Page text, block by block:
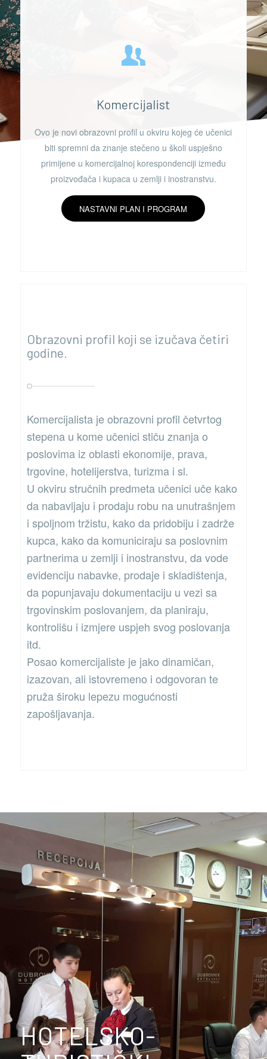
Komercijalist
Ovo je novi obrazovni profil u okviru kojeg će učenici
biti spremni da znanje stečeno u školi uspješno
primijene u komercijalnoj korespondenciji između
proizvođača i kupaca u zemlji i inostranstvu.
NASTAVNI PLAN I PROGRAM
Obrazovni profil koji se izučava četiri
godine.
Komercijalista je obrazovni profil četvrtog
stepena u kome učenici stiču znanja o
poslovima iz oblasti ekonomije, prava,
trgovine, hotelijerstva, turizma i sl.
U okviru stručnih predmeta učenici učе kako
da nabavljaju i prodaju robu na unutrašnjem
i spoljnom tržistu, kako da pridobiju i zadrže
kupca, kako da komuniciraju sa poslovnim
partnerima u zemlji i inostranstvu, da vode
evidenciju nabavke, prodaje i skladištenja,
da popunjavaju dokumentaciju u vezi sa
trgovinskim poslovanjem, da planiraju,
kontrolišu i izmjere uspjeh svog poslovanja
itd.
Posao komercijaliste je jako dinamičan,
izazovan, ali istovremeno i odgovoran te
pruža široku lepezu mogućnosti
zapošljavanja.
HOTELSKO-